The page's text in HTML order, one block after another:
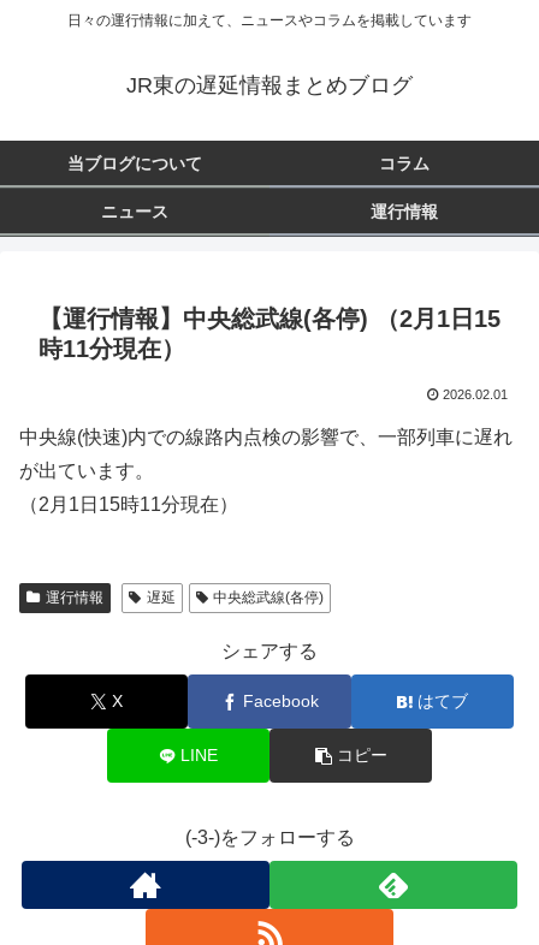
日々の運行情報に加えて、ニュースやコラムを掲載しています
JR東の遅延情報まとめブログ
当ブログについて コラム
ニュース 運行情報
【運行情報】中央総武線(各停) （2月1日15
時11分現在）
2026.02.01
中央線(快速)内での線路内点検の影響で、一部列車に遅れ
が出ています。
（2月1日15時11分現在）
運行情報 遅延 中央総武線(各停)
シェアする
X Facebook はてブ
LINE コピー
(-3-)をフォローする